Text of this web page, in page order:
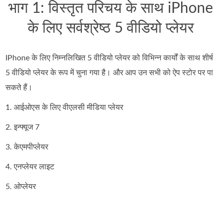
भाग 1: विस्तृत परिचय के साथ iPhone
के लिए सर्वश्रेष्ठ 5 वीडियो प्लेयर
IPhone के लिए निम्नलिखित 5 वीडियो प्लेयर को विभिन्न कार्यों के साथ शीर्ष
5 वीडियो प्लेयर के रूप में चुना गया है। और आप उन सभी को ऐप स्टोर पर पा
सकते हैं।
1. आईओएस के लिए वीएलसी मीडिया प्लेयर
2. इन्फ्यूज 7
3. केएमपीप्लेयर
4. एनप्लेयर लाइट
5. ओप्लेयर